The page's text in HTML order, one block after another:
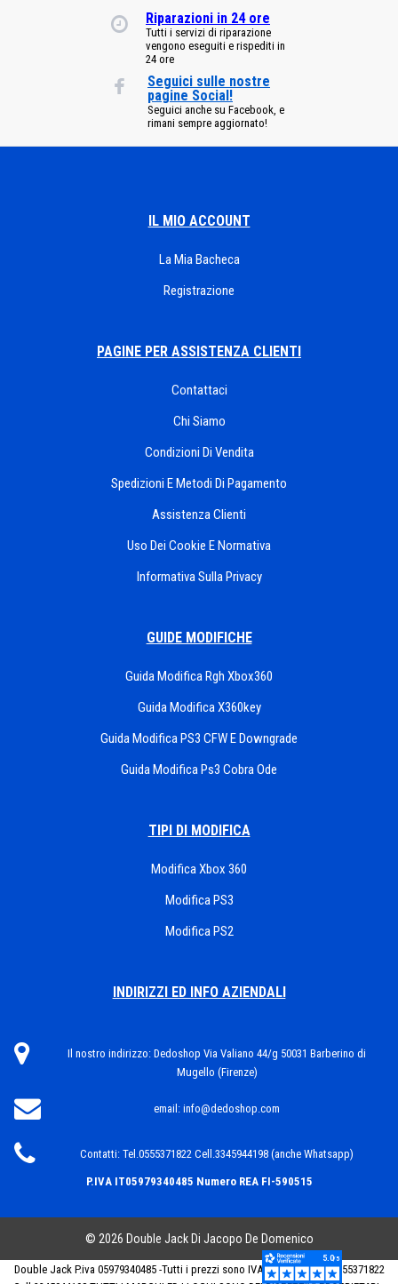
Riparazioni in 24 ore
Tutti i servizi di riparazione
vengono eseguiti e rispediti in
24 ore
Seguici sulle nostre
pagine Social!
Seguici anche su Facebook, e
rimani sempre aggiornato!
IL MIO ACCOUNT
La Mia Bacheca
Registrazione
PAGINE PER ASSISTENZA CLIENTI
Contattaci
Chi Siamo
Condizioni Di Vendita
Spedizioni E Metodi Di Pagamento
Assistenza Clienti
Uso Dei Cookie E Normativa
Informativa Sulla Privacy
GUIDE MODIFICHE
Guida Modifica Rgh Xbox360
Guida Modifica X360key
Guida Modifica PS3 CFW E Downgrade
Guida Modifica Ps3 Cobra Ode
TIPI DI MODIFICA
Modifica Xbox 360
Modifica PS3
Modifica PS2
INDIRIZZI ED INFO AZIENDALI
Il nostro indirizzo: Dedoshop Via Valiano 44/g 50031 Barberino di
Mugello (Firenze)
email: info@dedoshop.com
Contatti: Tel.0555371822 Cell.3345944198 (anche Whatsapp)
P.IVA IT05979340485 Numero REA FI-590515
© 2026 Double Jack Di Jacopo De Domenico
Double Jack P.iva 05979340485 -Tutti i prezzi sono IVA INCLUSA. Tel .0555371822